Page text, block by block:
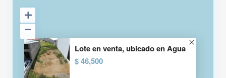
Lote en venta, ubicado en Agua
$ 46,500